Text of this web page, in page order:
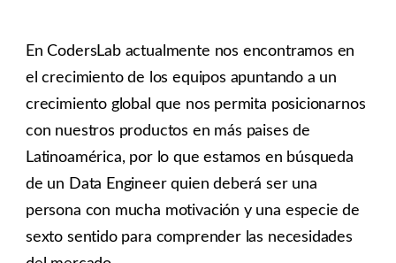
En CodersLab actualmente nos encontramos en
el crecimiento de los equipos apuntando a un
crecimiento global que nos permita posicionarnos
con nuestros productos en más paises de
Latinoamérica, por lo que estamos en búsqueda
de un Data Engineer quien deberá ser una
persona con mucha motivación y una especie de
sexto sentido para comprender las necesidades